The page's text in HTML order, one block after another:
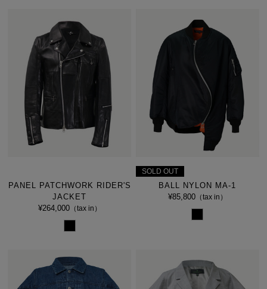
PANEL PATCHWORK RIDER'S
JACKET
¥264,000（tax in）
SOLD OUT
BALL NYLON MA-1
¥85,800（tax in）